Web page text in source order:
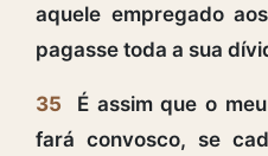
aquele empregado
pagasse toda a sua
35
É assim que o
fará convosco, se